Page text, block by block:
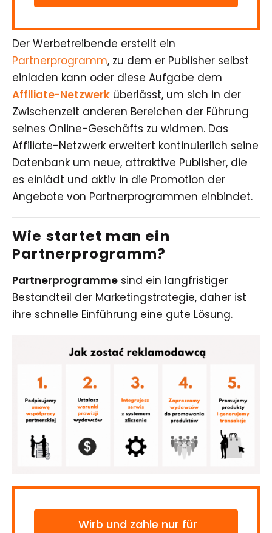
Der Werbetreibende erstellt ein
Partnerprogramm, zu dem er Publisher selbst
einladen kann oder diese Aufgabe dem
Affiliate-Netzwerk überlässt, um sich in der
Zwischenzeit anderen Bereichen der Führung
seines Online-Geschäfts zu widmen. Das
Affiliate-Netzwerk erweitert kontinuierlich seine
Datenbank um neue, attraktive Publisher, die
es einlädt und aktiv in die Promotion der
Angebote von Partnerprogrammen einbindet.
Wie startet man ein
Partnerprogramm?
Partnerprogramme sind ein langfristiger
Bestandteil der Marketingstrategie, daher ist
ihre schnelle Einführung eine gute Lösung.
Wirb und zahle nur für